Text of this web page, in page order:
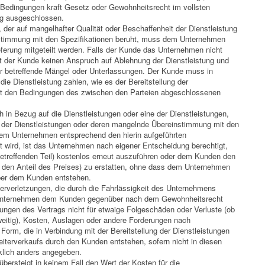
kraft Gesetz oder Gewohnheitsrecht im vollsten
ausgeschlossen.
auf mangelhafter Qualität oder Beschaffenheit der Dienstleistung
mit den Spezifikationen beruht, muss dem Unternehmen
mitgeteilt werden. Falls der Kunde das Unternehmen nicht
Kunde keinen Anspruch auf Ablehnung der Dienstleistung und
Mängel oder Unterlassungen. Der Kunde muss in
Dienstleistung zahlen, wie es der Bereitstellung der
Bedingungen des zwischen den Parteien abgeschlossenen
in Bezug auf die Dienstleistungen oder eine der Dienstleistungen,
Dienstleistungen oder deren mangelnde Übereinstimmung mit den
Unternehmen entsprechend den hierin aufgeführten
ist das Unternehmen nach eigener Entscheidung berechtigt,
Teil) kostenlos erneut auszuführen oder dem Kunden den
Anteil des Preises) zu erstatten, ohne dass dem Unternehmen
dem Kunden entstehen.
die durch die Fahrlässigkeit des Unternehmens
dem Kunden gegenüber nach dem Gewohnheitsrecht
des Vertrags nicht für etwaige Folgeschäden oder Verluste (ob
Kosten, Auslagen oder andere Forderungen nach
die in Verbindung mit der Bereitstellung der Dienstleistungen
durch den Kunden entstehen, sofern nicht in diesen
anders angegeben.
in keinem Fall den Wert der Kosten für die